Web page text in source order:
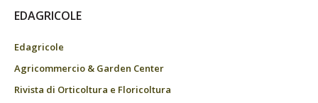
EDAGRICOLE
Edagricole
Agricommercio & Garden Center
Rivista di Orticoltura e Floricoltura